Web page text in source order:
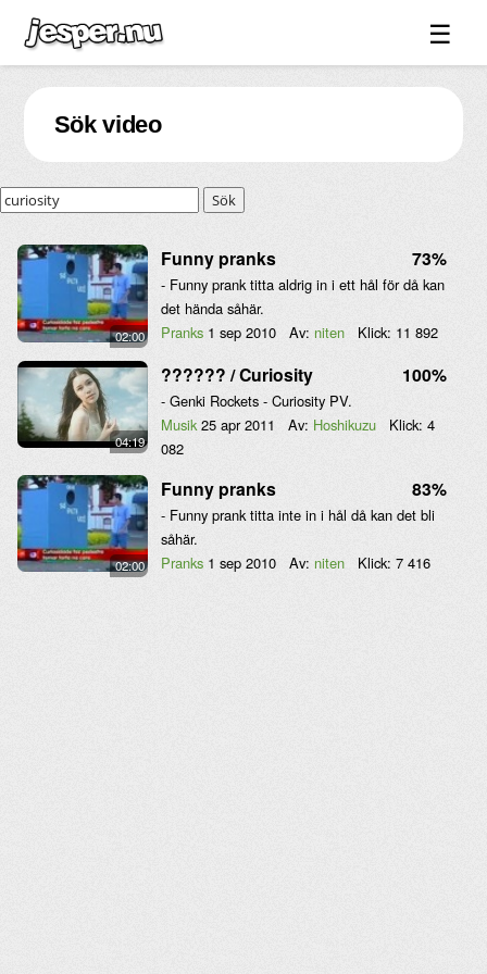
☰
Spel ↓
Bilder ↓
Forum ↓
Länkar
Videos
Blandat ↓
Om sidan ↓
Sök video
Sök
02:00
Funny pranks 73%
- Funny prank titta aldrig in i ett hål för då kan
det hända såhär.
Pranks 1 sep 2010 Av: niten Klick: 11 892
04:19
?????? / Curiosity 100%
- Genki Rockets - Curiosity PV.
Musik 25 apr 2011 Av: Hoshikuzu Klick: 4
082
02:00
Funny pranks 83%
- Funny prank titta inte in i hål då kan det bli
såhär.
Pranks 1 sep 2010 Av: niten Klick: 7 416